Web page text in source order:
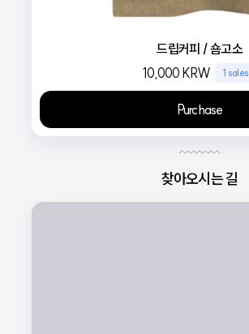
드립커피 / 숌고소
10,000 KRW 1 sales
Purchase
찾아오시는 길